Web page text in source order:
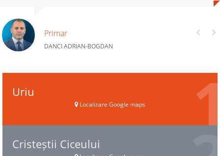
Primar
DANCI ADRIAN-BOGDAN
Uriu
Localizare Google maps
Cristeștii Ciceului